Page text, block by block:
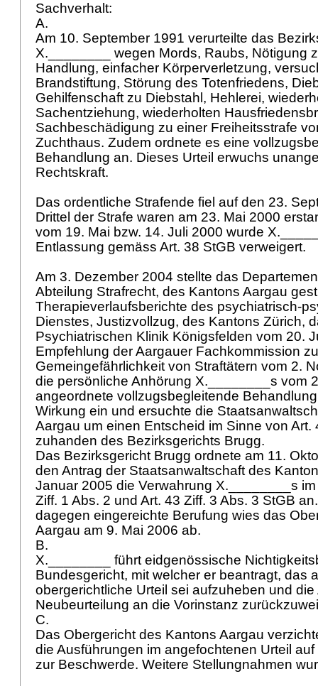
Sachverhalt:
A.
Am 10. September 1991 verurteilte das
X.________ wegen Mords, Raubs, Nötigung
Handlung, einfacher Körperverletzung,
Brandstiftung, Störung des Totenfriedens,
Gehilfenschaft zu Diebstahl, Hehlerei,
Sachentziehung, wiederholten
Sachbeschädigung zu einer Freiheitsstrafe
Zuchthaus. Zudem ordnete es eine
Behandlung an. Dieses Urteil erwuchs
Rechtskraft.
Das ordentliche Strafende fiel auf den 23.
Drittel der Strafe waren am 23. Mai 2000
vom 19. Mai bzw. 14. Juli 2000 wurde
Entlassung gemäss Art. 38 StGB verweigert.
Am 3. Dezember 2004 stellte das
Abteilung Strafrecht, des Kantons Aargau
Therapieverlaufsberichte des psychiatrisch-
Dienstes, Justizvollzug, des Kantons Zürich,
Psychiatrischen Klinik Königsfelden vom 20.
Empfehlung der Aargauer Fachkommission
Gemeingefährlichkeit von Straftätern vom 2.
die persönliche Anhörung X.________s vom
angeordnete vollzugsbegleitende
Wirkung ein und ersuchte die
Aargau um einen Entscheid im Sinne von Art.
zuhanden des Bezirksgerichts Brugg.
Das Bezirksgericht Brugg ordnete am 11.
den Antrag der Staatsanwaltschaft des
Januar 2005 die Verwahrung X.________s
Ziff. 1 Abs. 2 und Art. 43 Ziff. 3 Abs. 3 StGB
dagegen eingereichte Berufung wies das
Aargau am 9. Mai 2006 ab.
B.
X.________ führt eidgenössische
Bundesgericht, mit welcher er beantragt, das
obergerichtliche Urteil sei aufzuheben und
Neubeurteilung an die Vorinstanz
C.
Das Obergericht des Kantons Aargau
die Ausführungen im angefochtenen Urteil
zur Beschwerde. Weitere Stellungnahmen